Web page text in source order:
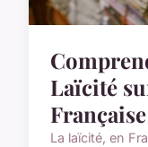
Laïcité
La laïcité, en